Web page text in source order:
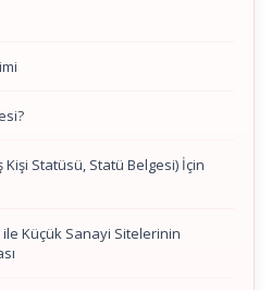
Kişi Statüsü, Statü Belgesi) İçin
Küçük Sanayi Sitelerinin